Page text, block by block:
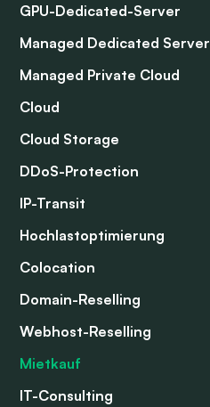
GPU-Dedicated-Server
Managed Dedicated Server
Managed Private Cloud
Cloud
Cloud Storage
DDoS-Protection
IP-Transit
Hochlastoptimierung
Colocation
Domain-Reselling
Webhost-Reselling
Mietkauf
IT-Consulting